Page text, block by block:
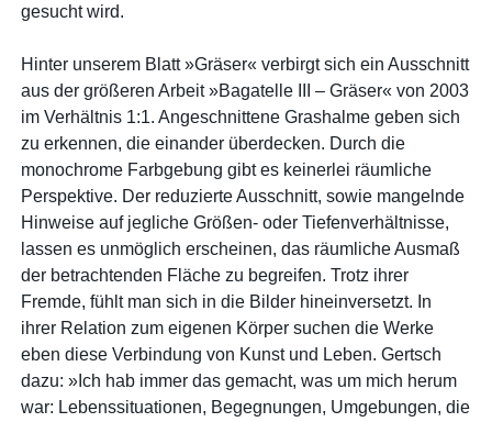
gesucht wird.
Hinter unserem Blatt »Gräser« verbirgt sich ein Ausschnitt
aus der größeren Arbeit »Bagatelle III – Gräser« von 2003
im Verhältnis 1:1. Angeschnittene Grashalme geben sich
zu erkennen, die einander überdecken. Durch die
monochrome Farbgebung gibt es keinerlei räumliche
Perspektive. Der reduzierte Ausschnitt, sowie mangelnde
Hinweise auf jegliche Größen- oder Tiefenverhältnisse,
lassen es unmöglich erscheinen, das räumliche Ausmaß
der betrachtenden Fläche zu begreifen. Trotz ihrer
Fremde, fühlt man sich in die Bilder hineinversetzt. In
ihrer Relation zum eigenen Körper suchen die Werke
eben diese Verbindung von Kunst und Leben. Gertsch
dazu: »Ich hab immer das gemacht, was um mich herum
war: Lebenssituationen, Begegnungen, Umgebungen, die